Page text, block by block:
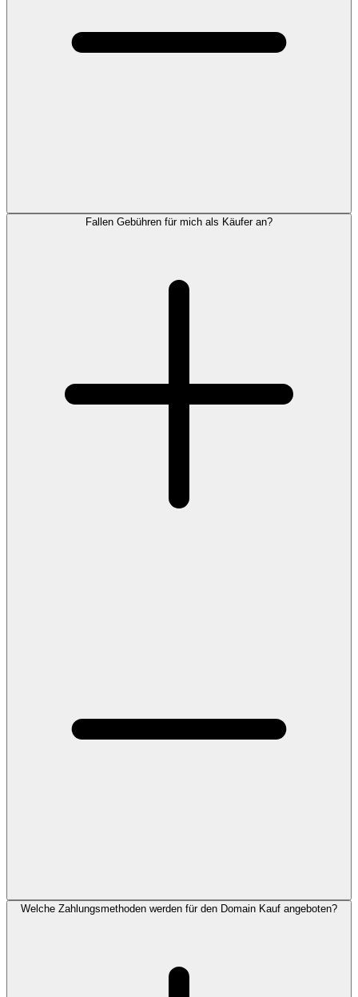
Fallen Gebühren für mich als Käufer an?
Welche Zahlungsmethoden werden für den Domain Kauf angeboten?